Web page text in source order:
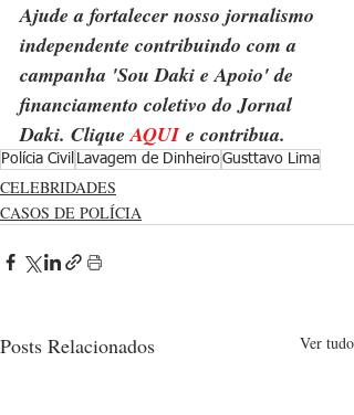
Ajude a fortalecer nosso jornalismo
independente contribuindo com a
campanha 'Sou Daki e Apoio' de
financiamento coletivo do Jornal
Daki. Clique AQUI e contribua.
Polícia Civil Lavagem de DinheiroGusttavo Lima
CELEBRIDADES
CASOS DE POLÍCIA
Posts Relacionados Ver tudo